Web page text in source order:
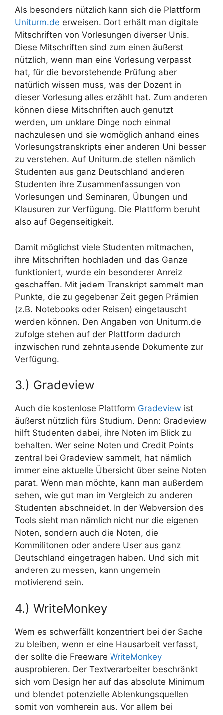
Als besonders nützlich kann sich die Plattform
Uniturm.de erweisen. Dort erhält man digitale
Mitschriften von Vorlesungen diverser Unis.
Diese Mitschriften sind zum einen äußerst
nützlich, wenn man eine Vorlesung verpasst
hat, für die bevorstehende Prüfung aber
natürlich wissen muss, was der Dozent in
dieser Vorlesung alles erzählt hat. Zum anderen
können diese Mitschriften auch genutzt
werden, um unklare Dinge noch einmal
nachzulesen und sie womöglich anhand eines
Vorlesungstranskripts einer anderen Uni besser
zu verstehen. Auf Uniturm.de stellen nämlich
Studenten aus ganz Deutschland anderen
Studenten ihre Zusammenfassungen von
Vorlesungen und Seminaren, Übungen und
Klausuren zur Verfügung. Die Plattform beruht
also auf Gegenseitigkeit.
Damit möglichst viele Studenten mitmachen,
ihre Mitschriften hochladen und das Ganze
funktioniert, wurde ein besonderer Anreiz
geschaffen. Mit jedem Transkript sammelt man
Punkte, die zu gegebener Zeit gegen Prämien
(z.B. Notebooks oder Reisen) eingetauscht
werden können. Den Angaben von Uniturm.de
zufolge stehen auf der Plattform dadurch
inzwischen rund zehntausende Dokumente zur
Verfügung.
3.) Gradeview
Auch die kostenlose Plattform Gradeview ist
äußerst nützlich fürs Studium. Denn: Gradeview
hilft Studenten dabei, ihre Noten im Blick zu
behalten. Wer seine Noten und Credit Points
zentral bei Gradeview sammelt, hat nämlich
immer eine aktuelle Übersicht über seine Noten
parat. Wenn man möchte, kann man außerdem
sehen, wie gut man im Vergleich zu anderen
Studenten abschneidet. In der Webversion des
Tools sieht man nämlich nicht nur die eigenen
Noten, sondern auch die Noten, die
Kommilitonen oder andere User aus ganz
Deutschland eingetragen haben. Und sich mit
anderen zu messen, kann ungemein
motivierend sein.
4.) WriteMonkey
Wem es schwerfällt konzentriert bei der Sache
zu bleiben, wenn er eine Hausarbeit verfasst,
der sollte die Freeware WriteMonkey
ausprobieren. Der Textverarbeiter beschränkt
sich vom Design her auf das absolute Minimum
und blendet potenzielle Ablenkungsquellen
somit von vornherein aus. Vor allem bei